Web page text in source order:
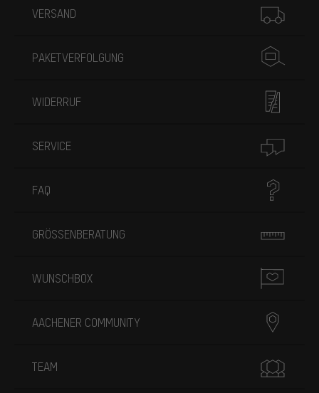
VERSAND
PAKETVERFOLGUNG
WIDERRUF
SERVICE
FAQ
GRÖSSENBERATUNG
WUNSCHBOX
AACHENER COMMUNITY
TEAM